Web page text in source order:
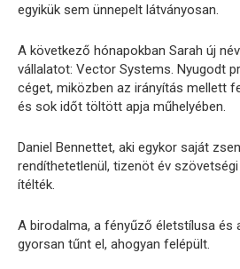
egyikük sem ünnepelt látványosan.
A következő hónapokban Sarah új
vállalatot: Vector Systems. Nyugodt
céget, miközben az irányítás mellett
és sok időt töltött apja műhelyében.
Daniel Bennettet, aki egykor saját
rendíthetetlenül, tizenöt év
ítélték.
A birodalma, a fényűző életstílusa és
gyorsan tűnt el, ahogyan felépült.